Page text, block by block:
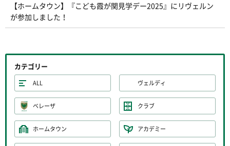
【ホームタウン】『こども霞が関見学デー2025』にリヴェルン
が参加しました！
カテゴリー
ALL ヴェルディ
ベレーザ クラブ
ホームタウン アカデミー